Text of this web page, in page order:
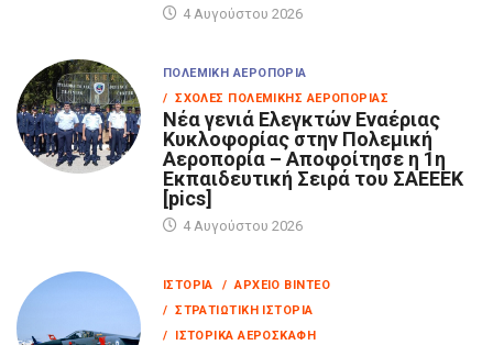
4 Αυγούστου 2026
ΠΟΛΕΜΙΚΉ ΑΕΡΟΠΟΡΊΑ
/ ΣΧΟΛΈΣ ΠΟΛΕΜΙΚΉΣ ΑΕΡΟΠΟΡΊΑΣ
Νέα γενιά Ελεγκτών Εναέριας
Κυκλοφορίας στην Πολεμική
Αεροπορία – Αποφοίτησε η 1η
Εκπαιδευτική Σειρά του ΣΑΕΕΕΚ
[pics]
4 Αυγούστου 2026
ΙΣΤΟΡΊΑ
/ ΑΡΧΕΊΟ ΒΊΝΤΕΟ
/ ΣΤΡΑΤΙΩΤΙΚΉ ΙΣΤΟΡΊΑ
/ ΙΣΤΟΡΙΚΆ ΑΕΡΟΣΚΆΦΗ